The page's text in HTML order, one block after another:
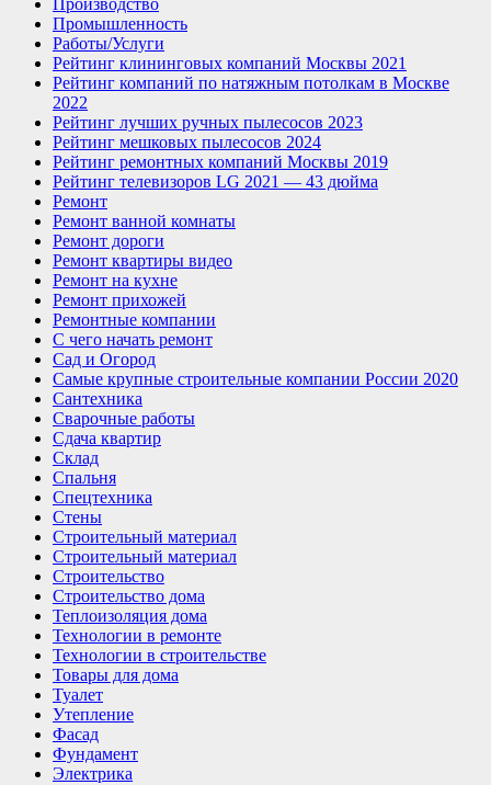
Производство
Промышленность
Работы/Услуги
Рейтинг клининговых компаний Москвы 2021
Рейтинг компаний по натяжным потолкам в Москве
2022
Рейтинг лучших ручных пылесосов 2023
Рейтинг мешковых пылесосов 2024
Рейтинг ремонтных компаний Москвы 2019
Рейтинг телевизоров LG 2021 — 43 дюйма
Ремонт
Ремонт ванной комнаты
Ремонт дороги
Ремонт квартиры видео
Ремонт на кухне
Ремонт прихожей
Ремонтные компании
С чего начать ремонт
Сад и Огород
Самые крупные строительные компании России 2020
Сантехника
Сварочные работы
Сдача квартир
Склад
Спальня
Спецтехника
Стены
Строительный материал
Строительный материал
Строительство
Строительство дома
Теплоизоляция дома
Технологии в ремонте
Технологии в строительстве
Товары для дома
Туалет
Утепление
Фасад
Фундамент
Электрика